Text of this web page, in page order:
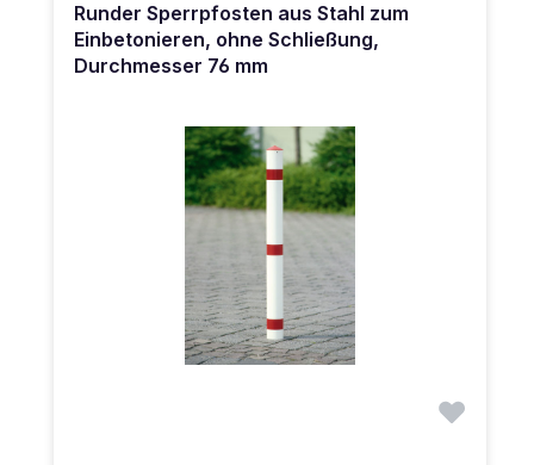
Runder Sperrpfosten aus Stahl zum
Einbetonieren, ohne Schließung,
Durchmesser 76 mm